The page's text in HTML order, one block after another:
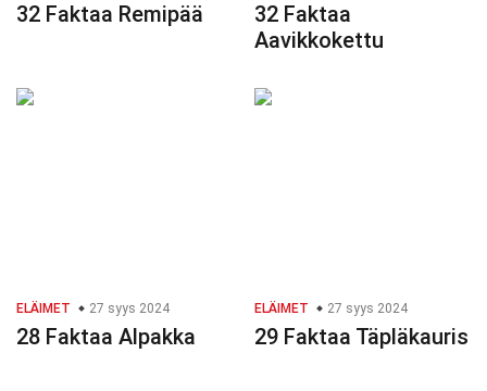
32 Faktaa Remipää
32 Faktaa
Aavikkokettu
ELÄIMET 27 syys 2024
28 Faktaa Alpakka
ELÄIMET 27 syys 2024
29 Faktaa Täpläkauris